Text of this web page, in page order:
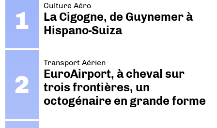
Culture Aéro
La Cigogne, de Guynemer à
Hispano-Suiza
Transport Aérien
EuroAirport, à cheval sur
trois frontières, un
octogénaire en grande forme